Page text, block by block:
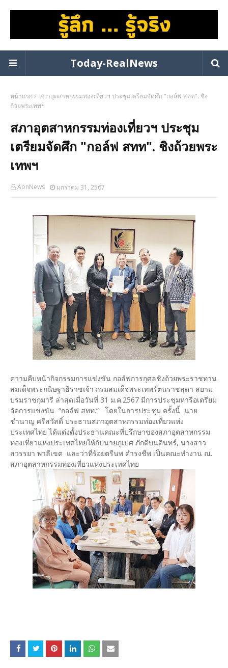
Today-RealNews
หน้าแรก
สภาอุตสาหกรรมท่องเที่ยวฯ ประชุมเตรียมจัดศึก "กอล์ฟ สทท". ชิง
ถ้วยพระเทพฯ
สภาอุตสาหกรรมท่องเที่ยวฯ ประชุม
เตรียมจัดศึก "กอล์ฟ สทท". ชิงถ้วยพระ
เทพฯ
AonNews มกราคม 31, 2567
ความคืบหน้ากิจกรรมการแข่งขัน กอล์ฟการกุศลชิงถ้วยพระราชทาน
สมเด็จพระกนิษฐาธิราชเจ้า กรมสมเด็จพระเทพรัตนราชสุดา สยาม
บรมราชกุมารี ล่าสุดเมื่อวันที่ 31 ม.ค.2567 มีการประชุมหารือเตรียม
จัดการแข่งขัน “กอล์ฟ สทท.” โดยในการประชุม ครั้งนี้ นาย
ชำนาญ ศรีสวัสดิ์ ประธานสภาอุตสาหกรรมท่องเที่ยวแห่ง
ประเทศไทย ได้แต่งตั้งประธานคณะที่ปรึกษาของสภาอุตสาหกรรม
ท่องเที่ยวแห่งประเทศไทยให้กับนายภูเบศ ภักดีบนดินทร์, นางสาว
สวรรยา พาลีเขต และว่าที่ร้อยตรีนพ ดำรงชีพ เป็นคณะทำงาน ณ.
สภาอุตสาหกรรมท่องเที่ยวแห่งประเทศไทย